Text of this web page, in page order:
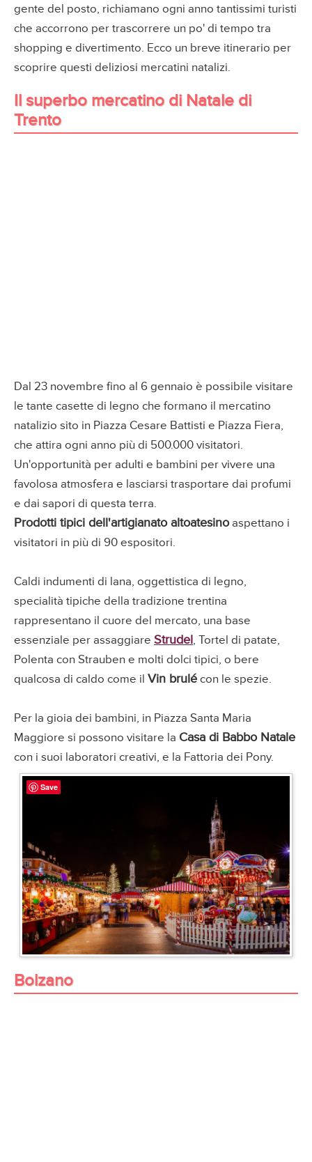
gente del posto, richiamano ogni anno tantissimi turisti
che accorrono per trascorrere un po' di tempo tra
shopping e divertimento. Ecco un breve itinerario per
scoprire questi deliziosi mercatini natalizi.
Il superbo mercatino di Natale di
Trento
Dal 23 novembre fino al 6 gennaio è possibile visitare
le tante casette di legno che formano il mercatino
natalizio sito in Piazza Cesare Battisti e Piazza Fiera,
che attira ogni anno più di 500.000 visitatori.
Un'opportunità per adulti e bambini per vivere una
favolosa atmosfera e lasciarsi trasportare dai profumi
e dai sapori di questa terra.
Prodotti tipici dell'artigianato altoatesinoaspettano i
visitatori in più di 90 espositori.
Caldi indumenti di lana, oggettistica di legno,
specialità tipiche della tradizione trentina
rappresentano il cuore del mercato, una base
essenziale per assaggiare Strudel, Tortel di patate,
Polenta con Strauben e molti dolci tipici, o bere
qualcosa di caldo come il Vin brulé con le spezie.
Per la gioia dei bambini, in Piazza Santa Maria
Maggiore si possono visitare la Casa di Babbo Natale
con i suoi laboratori creativi, e la Fattoria dei Pony.
Bolzano
Save